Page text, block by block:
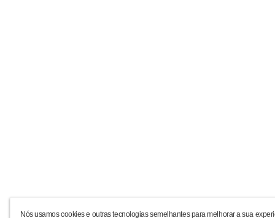
Nós usamos cookies e outras tecnologias semelhantes para melhorar a sua